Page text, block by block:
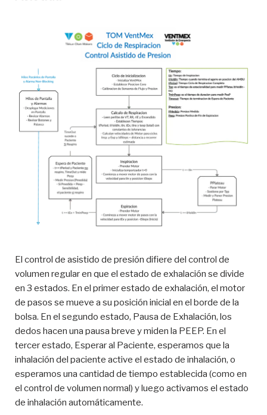
El control de asistido de presión difiere del control de
volumen regular en que el estado de exhalación se divide
en 3 estados. En el primer estado de exhalación, el motor
de pasos se mueve a su posición inicial en el borde de la
bolsa. En el segundo estado, Pausa de Exhalación, los
dedos hacen una pausa breve y miden la PEEP. En el
tercer estado, Esperar al Paciente, esperamos que la
inhalación del paciente active el estado de inhalación, o
esperamos una cantidad de tiempo establecida (como en
el control de volumen normal) y luego activamos el estado
de inhalación automáticamente.